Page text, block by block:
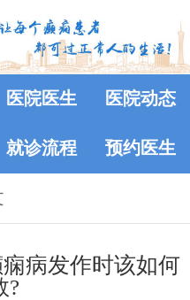
医院医生 医院动态
就诊流程 预约医生
病发作时该如何
?